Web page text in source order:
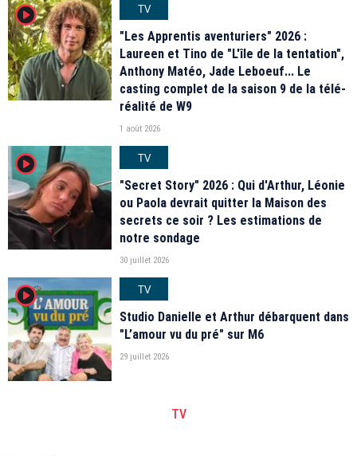
player2
TV
"Les Apprentis aventuriers" 2026 :
Laureen et Tino de "L'île de la tentation",
Anthony Matéo, Jade Leboeuf... Le
casting complet de la saison 9 de la télé-
réalité de W9
1 août 2026
player2
TV
"Secret Story" 2026 : Qui d'Arthur, Léonie
ou Paola devrait quitter la Maison des
secrets ce soir ? Les estimations de
notre sondage
30 juillet 2026
player2
TV
Studio Danielle et Arthur débarquent dans
"L’amour vu du pré" sur M6
29 juillet 2026
TV